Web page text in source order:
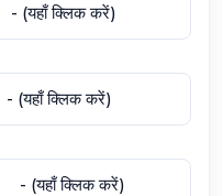
- (यहाँ क्लिक करें)
- (यहाँ क्लिक करें)
- (यहाँ क्लिक करें)